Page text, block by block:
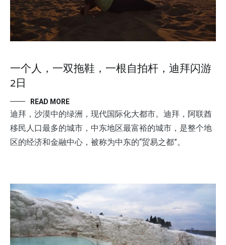
一个人，一双拖鞋，一根自拍杆，迪拜闪游
2日
READ MORE
迪拜，沙漠中的绿洲，现代国际化大都市。迪拜，阿联酋
移民人口最多的城市，中东地区最富裕的城市，是整个地
区的经济和金融中心，被称为中东的“贸易之都”。